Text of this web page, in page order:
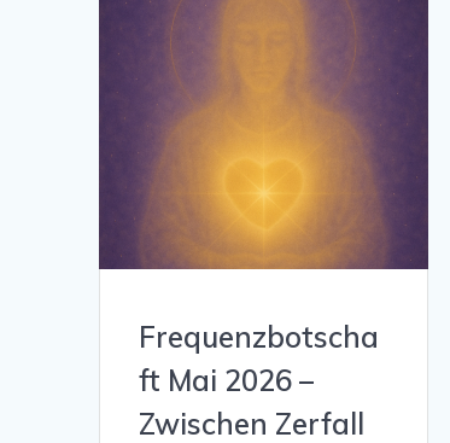
Frequenzbotscha
ft Mai 2026 –
Zwischen Zerfall